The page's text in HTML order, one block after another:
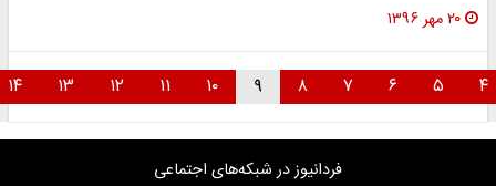
۲۰ مهر ۱۳۹۶
۱۰ ۱۲ ۱۳ ۱۴
فردانیوز در شبکه‌های اجتماعی